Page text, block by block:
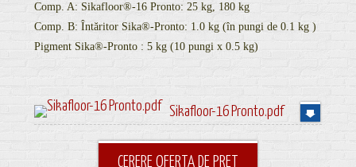
Comp. A: Sikafloor®-16 Pronto: 25 kg, 180 kg
Comp. B: Întăritor Sika®-Pronto: 1.0 kg (în pungi de 0.1 kg )
Pigment Sika®-Pronto : 5 kg (10 pungi x 0.5 kg)
Sikafloor-16 Pronto.pdf
CERERE OFERTA DE PRET